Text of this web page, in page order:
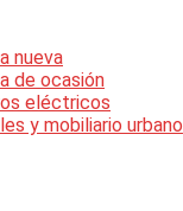
nueva
de ocasión
eléctricos
y mobiliario urbano